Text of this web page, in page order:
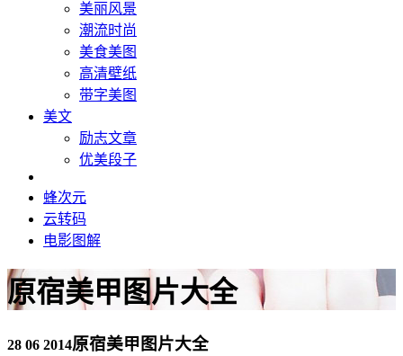
美丽风景
潮流时尚
美食美图
高清壁纸
带字美图
美文
励志文章
优美段子
蜂次元
云转码
电影图解
原宿美甲图片大全
28 06 2014原宿美甲图片大全